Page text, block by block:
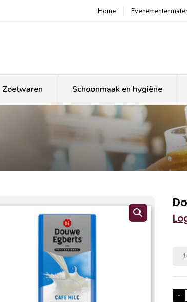
Home
Zoetwaren Schoonmaak en hygiëne
-